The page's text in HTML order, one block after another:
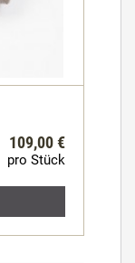
109,00 €
pro Stück